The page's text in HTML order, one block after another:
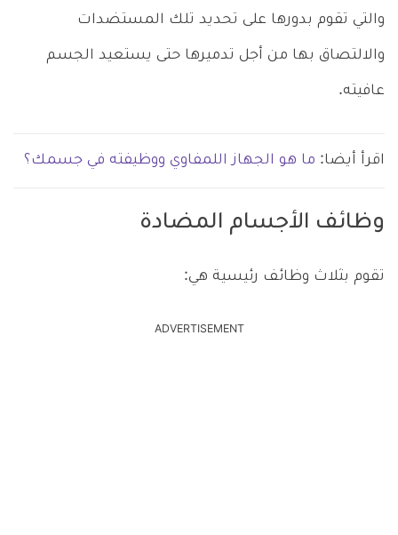
والتي تقوم بدورها على تحديد تلك المستضدات
والالتصاق بها من أجل تدميرها حتى يستعيد الجسم
عافيته.
اقرأ أيضا: ما هو الجهاز اللمفاوي ووظيفته في جسمك؟
وظائف الأجسام المضادة
تقوم بثلاث وظائف رئيسية هي:
ADVERTISEMENT